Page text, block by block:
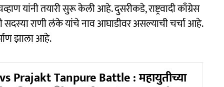
यांनी तयारी सुरू केली आहे. दुसरीकडे, राष्ट्रवादी काँग्रेस
सदस्या राणी लंके यांचे नाव आघाडीवर असल्याची चर्चा आहे.
झाला आहे.
Prajakt Tanpure Battle : महायुतीच्या